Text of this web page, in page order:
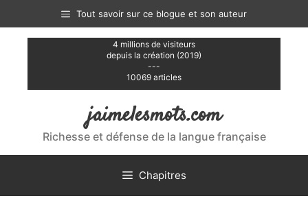
contenu
Tout savoir sur ce blogue et son auteur
4 millions de visiteurs
depuis la création (2019)
---
10069 articles
jaimelesmots.com
Richesse et défense de la langue française
Chapitres